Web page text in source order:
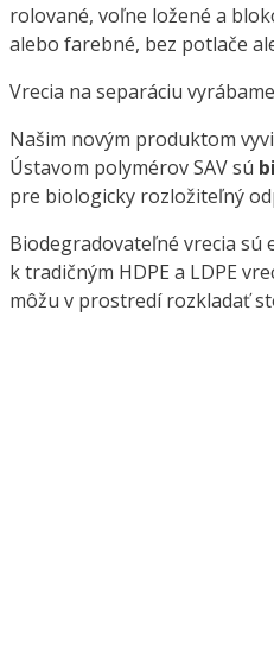
rolované, voľne ložené a
alebo farebné, bez potlače
Vrecia na separáciu
Našim novým produktom
Ústavom polymérov SAV sú
pre biologicky rozložiteľný
Biodegradovateľné vrecia
k tradičným HDPE a LDPE
môžu v prostredí rozkladať